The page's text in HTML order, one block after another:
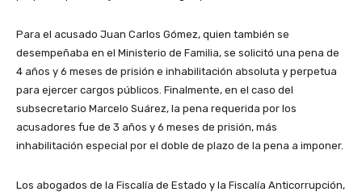
Para el acusado Juan Carlos Gómez, quien también se
desempeñaba en el Ministerio de Familia, se solicitó una pena de
4 años y 6 meses de prisión e inhabilitación absoluta y perpetua
para ejercer cargos públicos. Finalmente, en el caso del
subsecretario Marcelo Suárez, la pena requerida por los
acusadores fue de 3 años y 6 meses de prisión, más
inhabilitación especial por el doble de plazo de la pena a imponer.
Los abogados de la Fiscalía de Estado y la Fiscalía Anticorrupción,